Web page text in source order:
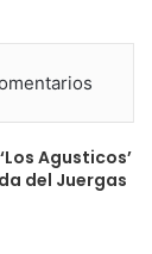
Agusticos’
del Juergas